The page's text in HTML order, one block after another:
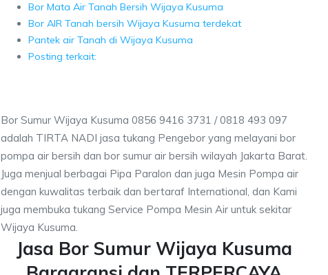
Bor Mata Air Tanah Bersih Wijaya Kusuma
Bor AIR Tanah bersih Wijaya Kusuma terdekat
Pantek air Tanah di Wijaya Kusuma
Posting terkait:
Bor Sumur Wijaya Kusuma 0856 9416 3731 / 0818 493 097
adalah TIRTA NADI jasa tukang Pengebor yang melayani bor
pompa air bersih dan bor sumur air bersih wilayah Jakarta Barat.
Juga menjual berbagai Pipa Paralon dan juga Mesin Pompa air
dengan kuwalitas terbaik dan bertaraf International, dan Kami
juga membuka tukang Service Pompa Mesin Air untuk sekitar
Wijaya Kusuma.
Jasa Bor Sumur Wijaya Kusuma